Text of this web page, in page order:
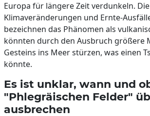
Europa für längere Zeit verdunkeln.
Klimaveränderungen und Ernte-
bezeichnen das Phänomen als
könnten durch den Ausbruch größere
Gesteins ins Meer stürzen, was einen
könnte.
Es ist unklar, wann und
"Phlegräischen Felder"
ausbrechen